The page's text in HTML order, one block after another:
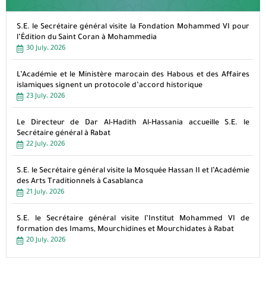
S.E. le Secrétaire général visite la Fondation Mohammed VI pour
l’Édition du Saint Coran à Mohammedia
30 July، 2026
L’Académie et le Ministère marocain des Habous et des Affaires
islamiques signent un protocole d’accord historique
23 July، 2026
Le Directeur de Dar Al-Hadith Al-Hassania accueille S.E. le
Secrétaire général à Rabat
22 July، 2026
S.E. le Secrétaire général visite la Mosquée Hassan II et l’Académie
des Arts Traditionnels à Casablanca
21 July، 2026
S.E. le Secrétaire général visite l’Institut Mohammed VI de
formation des Imams, Mourchidines et Mourchidates à Rabat
20 July، 2026